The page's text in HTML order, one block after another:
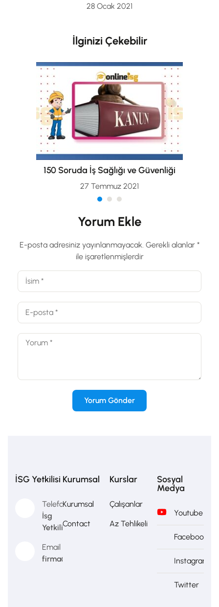
28 Ocak 2021
İlginizi Çekebilir
150 Soruda İş Sağlığı ve Güvenliği
27 Temmuz 2021
Yorum Ekle
E-posta adresiniz yayınlanmayacak. Gerekli alanlar *
ile işaretlenmişlerdir
İSG Yetkilisi
Telefon
İsg
Yetkilisi
Email
firma@firma.com
Kurumsal
Kurumsal
Contact
Kurslar
Çalışanlar
Az Tehlikeli
Sosyal
Medya
Youtube
Facebook
Instagram
Twitter